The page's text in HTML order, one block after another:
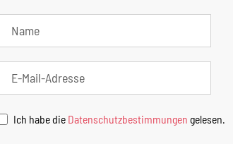
Ich habe die Datenschutzbestimmungen gelesen.